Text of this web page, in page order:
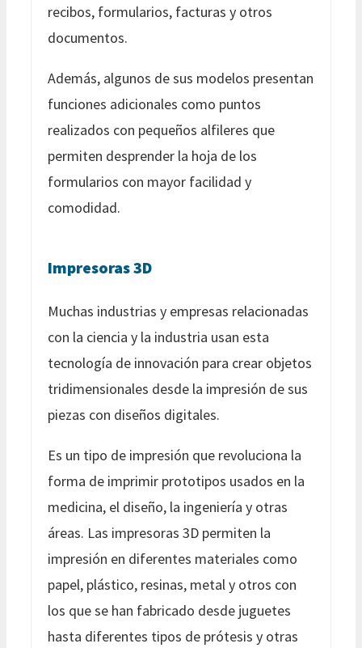
recibos, formularios, facturas y otros
documentos.
Además, algunos de sus modelos presentan
funciones adicionales como puntos
realizados con pequeños alfileres que
permiten desprender la hoja de los
formularios con mayor facilidad y
comodidad.
Impresoras 3D
Muchas industrias y empresas relacionadas
con la ciencia y la industria usan esta
tecnología de innovación para crear objetos
tridimensionales desde la impresión de sus
piezas con diseños digitales.
Es un tipo de impresión que revoluciona la
forma de imprimir prototipos usados en la
medicina, el diseño, la ingeniería y otras
áreas. Las impresoras 3D permiten la
impresión en diferentes materiales como
papel, plástico, resinas, metal y otros con
los que se han fabricado desde juguetes
hasta diferentes tipos de prótesis y otras